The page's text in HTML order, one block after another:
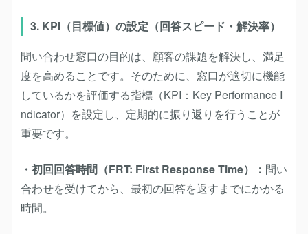
3. KPI（目標値）の設定（回答スピード・解決率）
問い合わせ窓口の目的は、顧客の課題を解決し、満足
度を高めることです。そのために、窓口が適切に機能
しているかを評価する指標（KPI：Key Performance I
ndicator）を設定し、定期的に振り返りを行うことが
重要です。
・初回回答時間（FRT: First Response Time）： 問い
合わせを受けてから、最初の回答を返すまでにかかる
時間。